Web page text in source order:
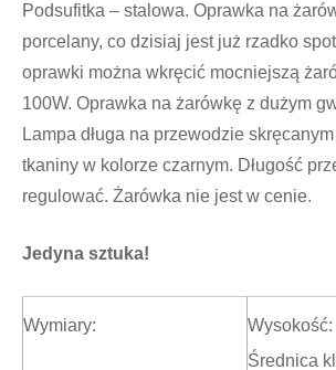
Podsufitka – stalowa. Oprawka na
porcelany, co dzisiaj jest już rzadko
oprawki można wkręcić mocniejszą
100W. Oprawka na żarówkę z dużym
Lampa długa na przewodzie
tkaniny w kolorze czarnym. Długość
regulować. Żarówka nie jest w cenie.
Jedyna sztuka!
Wymiary:
Średnica